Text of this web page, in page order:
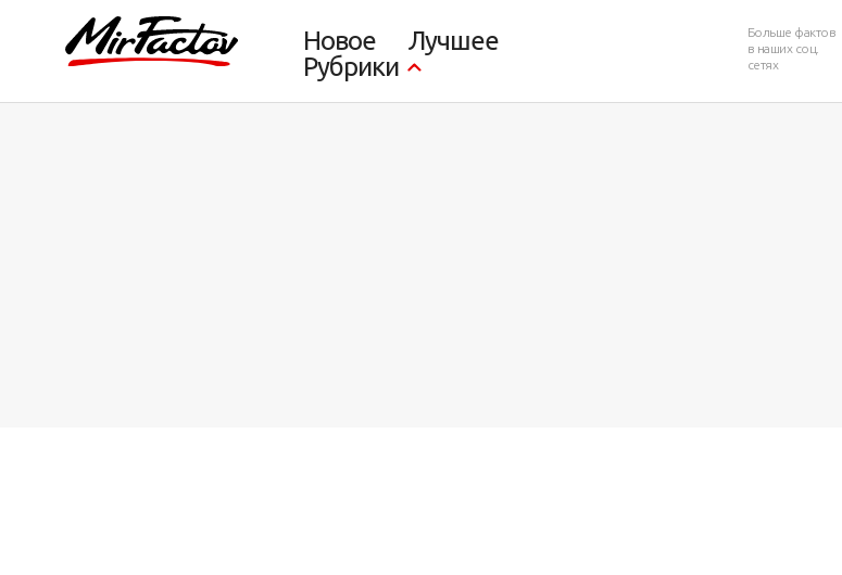
Новое
Лучшее
Рубрики
Больше фактов
в наших соц.
сетях
гепардов